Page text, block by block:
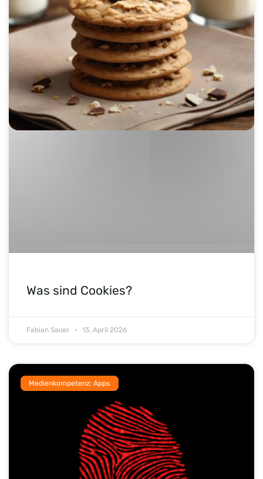
Was sind Cookies?
Fabian Sauer 13. April 2026
Medienkompetenz: Apps